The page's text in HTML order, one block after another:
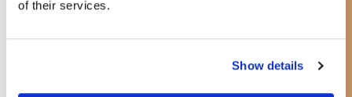
of their services.
Show details